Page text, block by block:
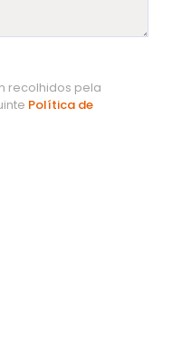
recolhidos pela
Política de